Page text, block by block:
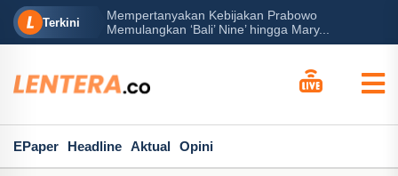
Terkini
Mempertanyakan Kebijakan Prabowo
Memulangkan ‘Bali’ Nine’ hingga Mary...
EPaper Headline Aktual Opini